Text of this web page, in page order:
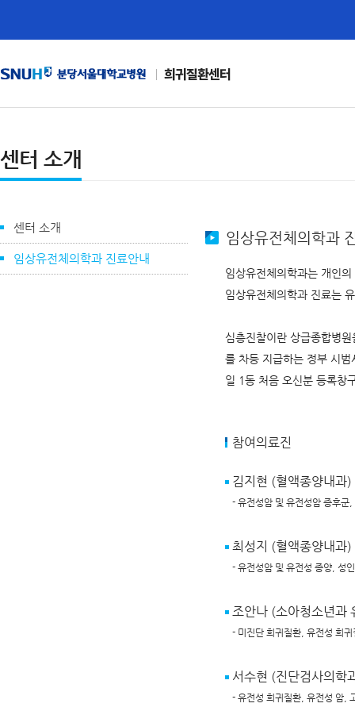
희귀질환센터
센터 소개
센터 소개
임상유전체의학과 진료안내
임상유전체의학과
임상유전체의학과는 개인
임상유전체의학과 진료는
심층진찰이란 상급종합병
를 차등 지급하는 정부 시
일 1동 처음 오신분 등록창
참여의료진
김지현 (혈액종양내과)
- 유전성암 및 유전성암 증후군,
최성지 (혈액종양내과)
- 유전성암 및 유전성 종양, 성
조안나 (소아청소년과
- 미진단 희귀질환, 유전성 희
서수현 (진단검사의학
- 유전성 희귀질환, 유전성 암,